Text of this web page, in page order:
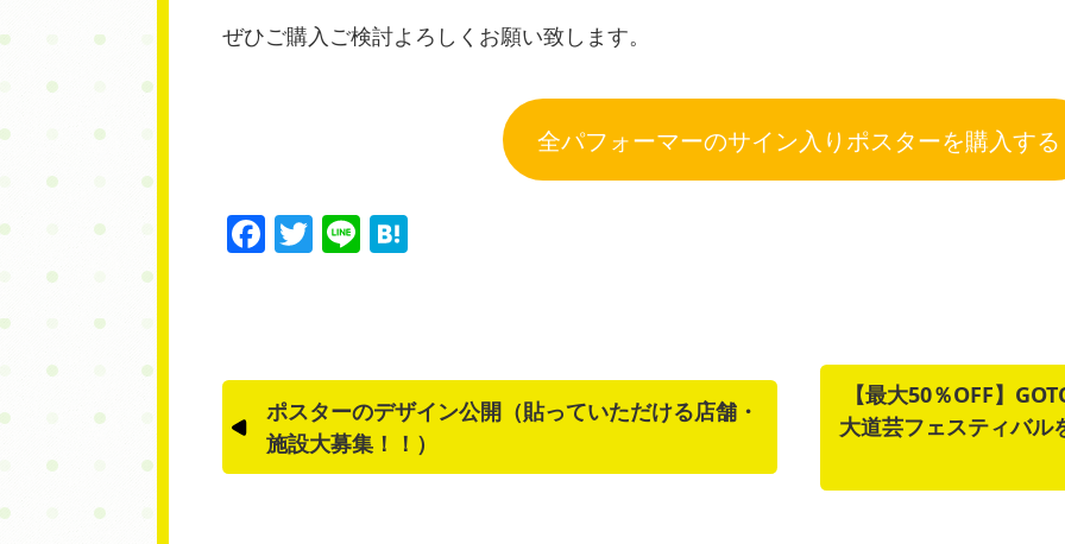
ぜひご購入ご検討よろしくお願い致します。
全パフォーマーのサイン入りポスターを購入する
Facebook
Twitter
Line
ポスターのデザイン公開（貼っていただける店舗・
施設大募集！！）
【最大50％OFF】
大道芸フェスティバル